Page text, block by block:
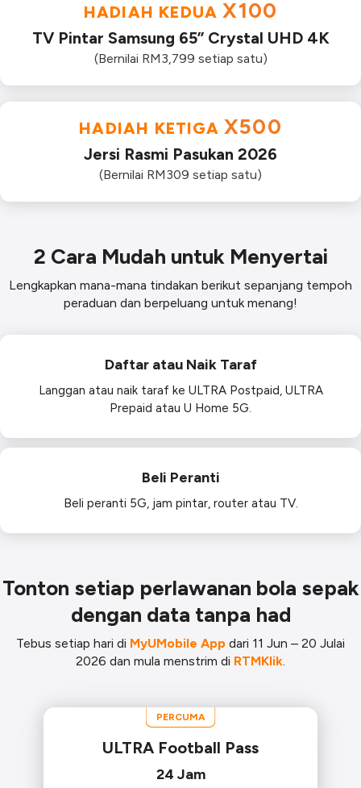
HADIAH KEDUAX100
TV Pintar Samsung 65” Crystal UHD 4K
(Bernilai RM3,799 setiap satu)
HADIAH KETIGA X500
Jersi Rasmi Pasukan 2026
(Bernilai RM309 setiap satu)
2 Cara Mudah untuk Menyertai
Lengkapkan mana-mana tindakan berikut sepanjang tempoh
peraduan dan berpeluang untuk menang!
Daftar atau Naik Taraf
Langgan atau naik taraf ke ULTRA Postpaid, ULTRA
Prepaid atau U Home 5G.
Beli Peranti
Beli peranti 5G, jam pintar, router atau TV.
Tonton setiap perlawanan bola sepak
dengan data tanpa had
Tebus setiap hari di MyUMobile App dari 11 Jun – 20 Julai
2026 dan mula menstrim di RTMKlik.
PERCUMA
ULTRA Football Pass
24 Jam